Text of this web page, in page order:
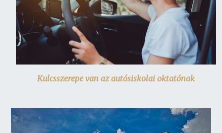
Kulcsszerepe van az autósiskolai oktatónak